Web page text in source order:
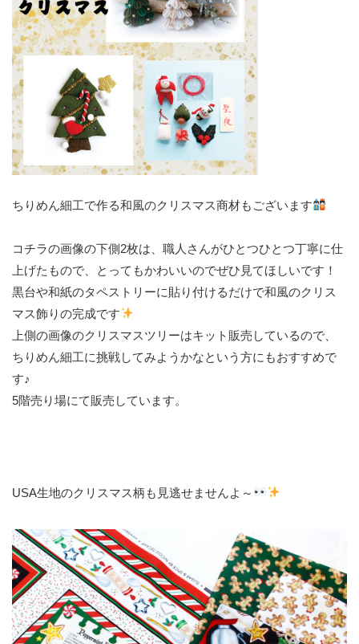
ちりめん細工で作る和風のクリスマス商材もございます
コチラの画像の下側2枚は、職人さんがひとつひとつ丁寧に仕
上げたもので、とってもかわいいのでぜひ見てほしいです！
黒台や和紙のタペストリーに貼り付けるだけで和風のクリス
マス飾りの完成です
上側の画像のクリスマスツリーはキット販売しているので、
ちりめん細工に挑戦してみようかなという方にもおすすめで
す♪
5階売り場にて販売しています。
USA生地のクリスマス柄も見逃せませんよ～